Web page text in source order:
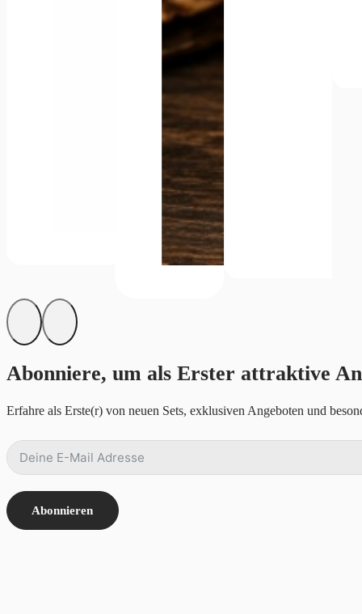
Abonniere, um als Erster attraktive
Erfahre als Erste(r) von neuen Sets, exklusiven Angeboten und
Abonnieren